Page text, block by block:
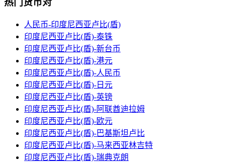
热门货币对
人民币-印度尼西亚卢比(盾)
印度尼西亚卢比(盾)-泰铢
印度尼西亚卢比(盾)-新台币
印度尼西亚卢比(盾)-港元
印度尼西亚卢比(盾)-人民币
印度尼西亚卢比(盾)-日元
印度尼西亚卢比(盾)-英镑
印度尼西亚卢比(盾)-阿联酋迪拉姆
印度尼西亚卢比(盾)-欧元
印度尼西亚卢比(盾)-巴基斯坦卢比
印度尼西亚卢比(盾)-马来西亚林吉特
印度尼西亚卢比(盾)-瑞典克朗